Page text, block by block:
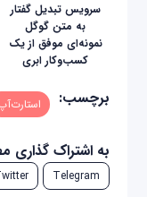
سرویس تبدیل گفتار
به متن گوگل
نمونه‌ای موفق از یک
کسب‌وکار ابری
برچسب:
به اشتراک گذاری
Telegram